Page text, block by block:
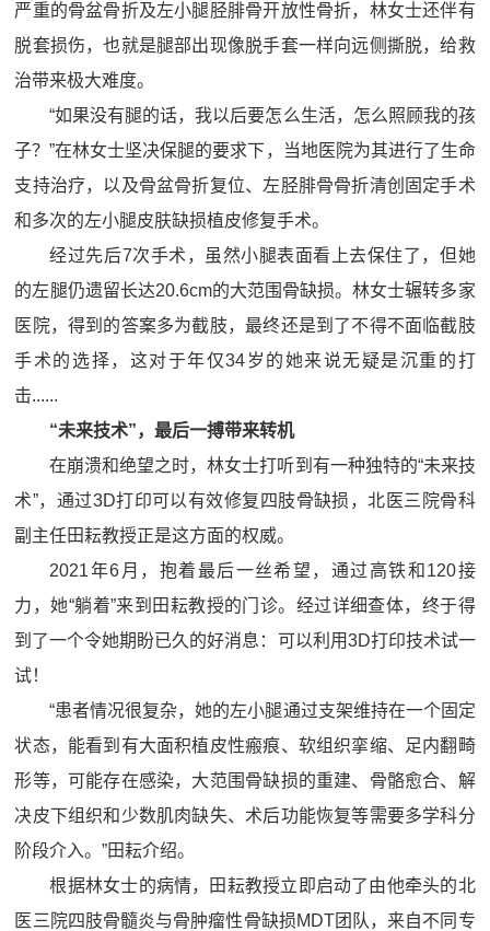
严重的骨盆骨折及左小腿胫腓骨开放性骨折，林女士还伴有
脱套损伤，也就是腿部出现像脱手套一样向远侧撕脱，给救
治带来极大难度。
“如果没有腿的话，我以后要怎么生活，怎么照顾我的孩
子？”在林女士坚决保腿的要求下，当地医院为其进行了生命
支持治疗，以及骨盆骨折复位、左胫腓骨骨折清创固定手术
和多次的左小腿皮肤缺损植皮修复手术。
经过先后7次手术，虽然小腿表面看上去保住了，但她
的左腿仍遗留长达20.6cm的大范围骨缺损。林女士辗转多家
医院，得到的答案多为截肢，最终还是到了不得不面临截肢
手术的选择，这对于年仅34岁的她来说无疑是沉重的打
击......
“未来技术”，最后一搏带来转机
在崩溃和绝望之时，林女士打听到有一种独特的“未来技
术”，通过3D打印可以有效修复四肢骨缺损，北医三院骨科
副主任田耘教授正是这方面的权威。
2021年6月，抱着最后一丝希望，通过高铁和120接
力，她“躺着”来到田耘教授的门诊。经过详细查体，终于得
到了一个令她期盼已久的好消息：可以利用3D打印技术试一
试！
“患者情况很复杂，她的左小腿通过支架维持在一个固定
状态，能看到有大面积植皮性瘢痕、软组织挛缩、足内翻畸
形等，可能存在感染，大范围骨缺损的重建、骨骼愈合、解
决皮下组织和少数肌肉缺失、术后功能恢复等需要多学科分
阶段介入。”田耘介绍。
根据林女士的病情，田耘教授立即启动了由他牵头的北
医三院四肢骨髓炎与骨肿瘤性骨缺损MDT团队，来自不同专